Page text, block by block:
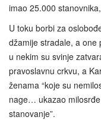
imao 25.000
U toku borbi za
džamije stradale, a one
u nekim su svinje
pravoslavnu crkvu, a
ženama “koje su
nage… ukazao
stanovanje”.